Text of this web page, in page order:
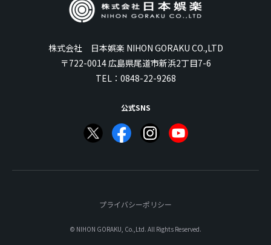
株式会社 日本娯楽 NIHON GORAKU CO.,LTD
〒722-0014 広島県尾道市新浜2丁目7-6
TEL： 0848-22-9268
公式SNS
プライバシーポリシー
© NIHON GORAKU, Co.,Ltd. All Rights Reserved.